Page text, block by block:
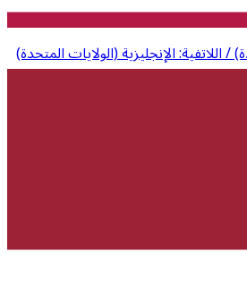
/ اللاتفية: الإنجليزية (الولايات المتحدة)